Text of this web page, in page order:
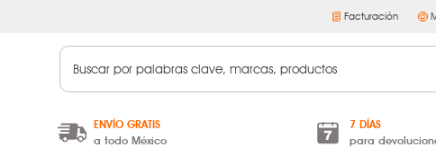
Facturación
ENVÍO GRATIS
a todo México
7 DÍAS
para